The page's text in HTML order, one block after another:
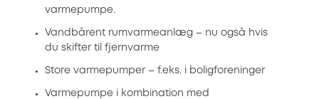
varmepumpe.
Vandbårent rumvarmeanlæg – nu også hvis
du skifter til fjernvarme
Store varmepumper – f.eks. i boligforeninger
Varmepumpe i kombination med